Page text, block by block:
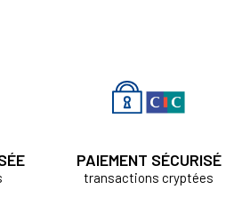
PAIEMENT SÉCURISÉ
transactions cryptées